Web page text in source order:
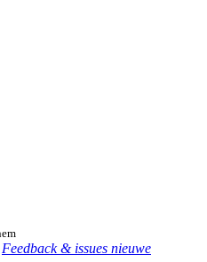
Feedback & issues nieuwe